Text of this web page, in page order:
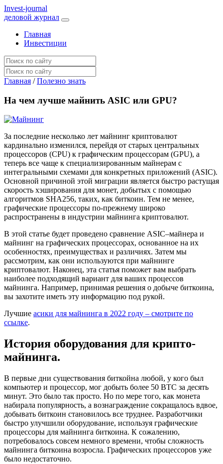
Invest-journal
деловой журнал
Главная
Инвестиции
Главная / Полезно знать
На чем лучше майнить ASIC или GPU?
За последние несколько лет майнинг криптовалют
кардинально изменился, перейдя от старых центральных
процессоров (CPU) к графическим процессорам (GPU), а
теперь все чаще к специализированным майнерам с
интегральными схемами для конкретных приложений (ASIC).
Основной причиной этой миграции является быстро растущая
скорость хэширования для монет, добытых с помощью
алгоритмов SHA256, таких, как биткоин. Тем не менее,
графические процессоры по-прежнему широко
распространены в индустрии майнинга криптовалют.
В этой статье будет проведено сравнение ASIC–майнера и
майнинг на графических процессорах, основанное на их
особенностях, преимуществах и различиях. Затем мы
рассмотрим, как они используются при майнинге
криптовалют. Наконец, эта статья поможет вам выбрать
наиболее подходящий вариант для ваших процессов
майнинга. Например, принимая решения о добыче биткоина,
вы захотите иметь эту информацию под рукой.
Лучшие асики для майнинга в 2022 году – смотрите по
ссылке.
История оборудования для крипто-
майнинга.
В первые дни существования биткойна любой, у кого был
компьютер и процессор, мог добыть более 50 BTC за десять
минут. Это было так просто. Но по мере того, как монета
набирала популярность, а вознаграждение сокращалось вдвое,
добывать биткоин становилось все труднее. Разработчики
быстро улучшили оборудование, используя графические
процессоры для майнинга биткоина. К сожалению,
потребовалось совсем немного времени, чтобы сложность
майнинга биткоина возросла. Графических процессоров уже
было недостаточно.